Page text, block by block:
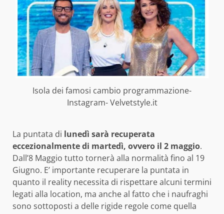
Isola dei famosi cambio programmazione-
Instagram- Velvetstyle.it
La puntata di lunedì sarà recuperata
eccezionalmente di martedì, ovvero il 2 maggio.
Dall’8 Maggio tutto tornerà alla normalità fino al 19
Giugno. E’ importante recuperare la puntata in
quanto il reality necessita di rispettare alcuni termini
legati alla location, ma anche al fatto che i naufraghi
sono sottoposti a delle rigide regole come quella